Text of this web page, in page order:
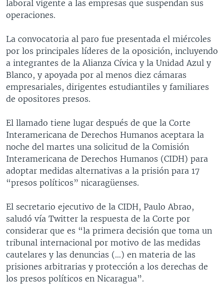
laboral vigente a las empresas que suspendan sus
operaciones.
La convocatoria al paro fue presentada el miércoles
por los principales líderes de la oposición, incluyendo
a integrantes de la Alianza Cívica y la Unidad Azul y
Blanco, y apoyada por al menos diez cámaras
empresariales, dirigentes estudiantiles y familiares
de opositores presos.
El llamado tiene lugar después de que la Corte
Interamericana de Derechos Humanos aceptara la
noche del martes una solicitud de la Comisión
Interamericana de Derechos Humanos (CIDH) para
adoptar medidas alternativas a la prisión para 17
“presos políticos” nicaragüenses.
El secretario ejecutivo de la CIDH, Paulo Abrao,
saludó vía Twitter la respuesta de la Corte por
considerar que es “la primera decisión que toma un
tribunal internacional por motivo de las medidas
cautelares y las denuncias (…) en materia de las
prisiones arbitrarias y protección a los derechas de
los presos políticos en Nicaragua”.